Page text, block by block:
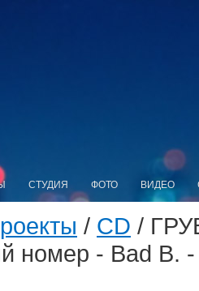
СТУДИЯ ФОТО ВИДЕО
/ CD /
номер - Bad B.